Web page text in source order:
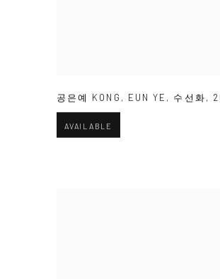
공은예 KONG , EUN YE , 수선화,
AVAILABLE